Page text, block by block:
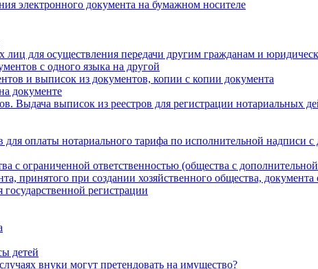
электронного документа на бумажном носителе
лиц для осуществления передачи другим гражданам и
с одного языка на другой
и выписок из документов, копии с копии документа
документе
Выдача выписок из реестров для регистрации нотариальных
оплаты нотариального тарифа по исполнительной надписи с
с ограниченной ответственностью (общества с
принятого при создании хозяйственного общества,
регистрации
детей
внуки могут претендовать на имущество?